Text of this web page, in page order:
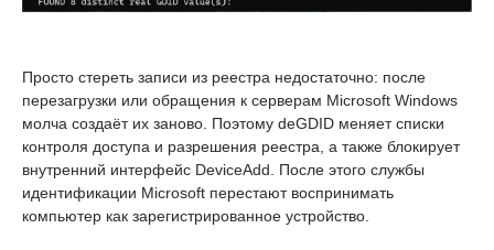
Просто стереть записи из реестра недостаточно: после
перезагрузки или обращения к серверам Microsoft Windows
молча создаёт их заново. Поэтому deGDID меняет списки
контроля доступа и разрешения реестра, а также блокирует
внутренний интерфейс DeviceAdd. После этого службы
идентификации Microsoft перестают воспринимать
компьютер как зарегистрированное устройство.